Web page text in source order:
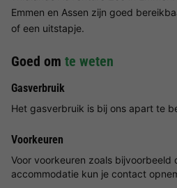
Emmen en Assen zijn goed
of een uitstapje.
Goed om te weten
Gasverbruik
Het gasverbruik is bij ons apart te
Voorkeuren
Voor voorkeuren zoals bijvoorbeeld
accommodatie kun je contact